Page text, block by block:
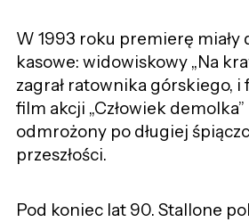
W 1993 roku premierę miały
kasowe: widowiskowy „Na
zagrał ratownika górskiego,
film akcji „Człowiek
odmrożony po długiej
przeszłości.
Pod koniec lat 90. Stallone